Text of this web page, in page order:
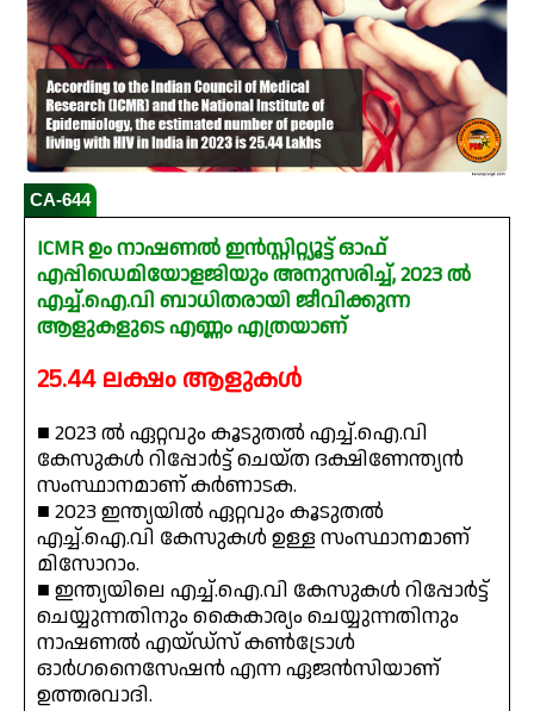
CA-644
ICMR ഉം നാഷണൽ ഇൻസ്റ്റിറ്റ്യൂട്ട് ഓഫ്
എപ്പിഡെമിയോളജിയും അനുസരിച്ച്, 2023 ൽ
എച്ച്.ഐ.വി ബാധിതരായി ജീവിക്കുന്ന
ആളുകളുടെ എണ്ണം എത്രയാണ്
25.44 ലക്ഷം ആളുകൾ
■ 2023 ൽ ഏറ്റവും കൂടുതൽ എച്ച്.ഐ.വി
കേസുകൾ റിപ്പോർട്ട് ചെയ്ത ദക്ഷിണേന്ത്യൻ
സംസ്ഥാനമാണ് കർണാടക.
■ 2023 ഇന്ത്യയിൽ ഏറ്റവും കൂടുതൽ
എച്ച്.ഐ.വി കേസുകൾ ഉള്ള സംസ്ഥാനമാണ്
മിസോറാം.
■ ഇന്ത്യയിലെ എച്ച്.ഐ.വി കേസുകൾ റിപ്പോർട്ട്
ചെയ്യുന്നതിനും കൈകാര്യം ചെയ്യുന്നതിനും
നാഷണൽ എയ്ഡ്സ് കൺട്രോൾ
ഓർഗനൈസേഷൻ എന്ന ഏജൻസിയാണ്
ഉത്തരവാദി.